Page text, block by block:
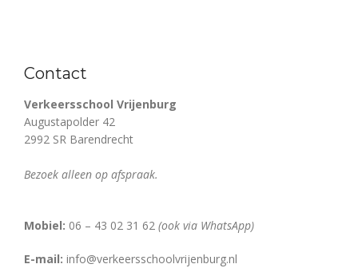
Contact
Verkeersschool Vrijenburg
Augustapolder 42
2992 SR Barendrecht
Bezoek alleen op afspraak.
Mobiel: 06 – 43 02 31 62 (ook via WhatsApp)
E-mail: info@verkeersschoolvrijenburg.nl